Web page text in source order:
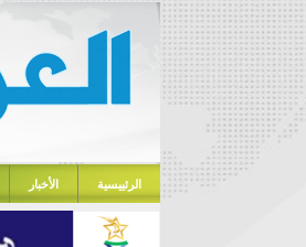
الرئييسية الأخبار